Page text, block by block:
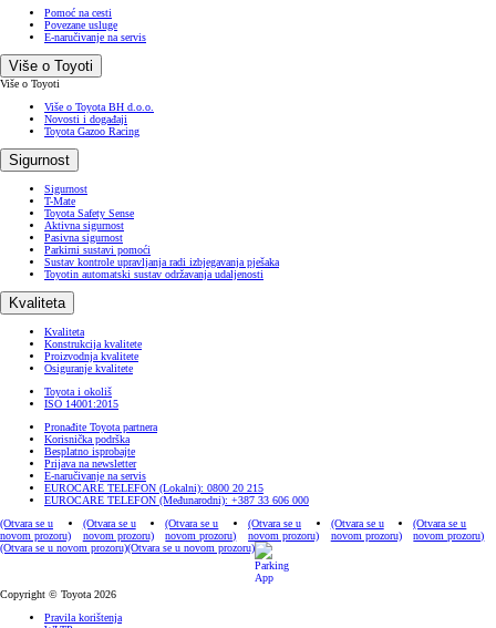
Pomoć na cesti
Povezane usluge
E-naručivanje na servis
Više o Toyoti
Više o Toyoti
Više o Toyota BH d.o.o.
Novosti i događaji
Toyota Gazoo Racing
Sigurnost
Sigurnost
T-Mate
Toyota Safety Sense
Aktivna sigurnost
Pasivna sigurnost
Parkirni sustavi pomoći
Sustav kontrole upravljanja radi izbjegavanja pješaka
Toyotin automatski sustav održavanja udaljenosti
Kvaliteta
Kvaliteta
Konstrukcija kvalitete
Proizvodnja kvalitete
Osiguranje kvalitete
Toyota i okoliš
ISO 14001:2015
Pronađite Toyota partnera
Korisnička podrška
Besplatno isprobajte
Prijava na newsletter
E-naručivanje na servis
EUROCARE TELEFON (Lokalni): 0800 20 215
EUROCARE TELEFON (Međunarodni): +387 33 606 000
(Otvara se u
novom prozoru)
(Otvara se u
novom prozoru)
(Otvara se u
novom prozoru)
(Otvara se u
novom prozoru)
(Otvara se u
novom prozoru)
(Otvara se u
novom prozoru)
(Otvara se u novom prozoru)(Otvara se u novom prozoru)
Copyright © Toyota 2026
Pravila korištenja